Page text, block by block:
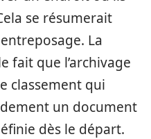
se résumerait
La
fait que l’archivage
classement qui
un document
dès le départ.